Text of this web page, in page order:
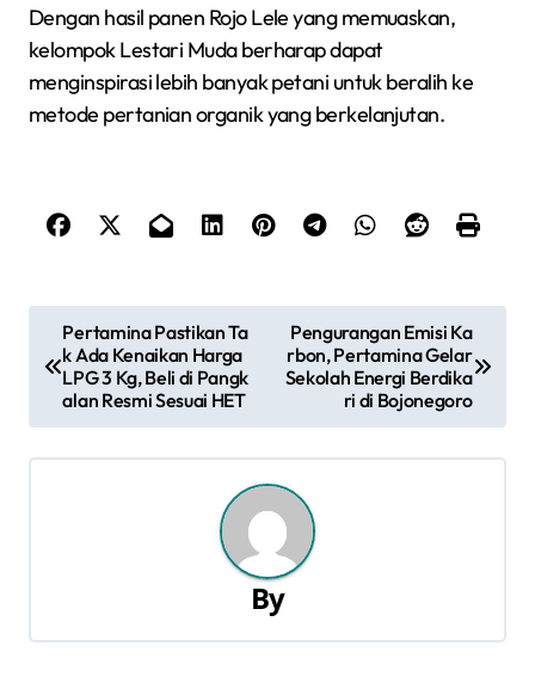
Dengan hasil panen Rojo Lele yang memuaskan,
kelompok Lestari Muda berharap dapat
menginspirasi lebih banyak petani untuk beralih ke
metode pertanian organik yang berkelanjutan.
a
v
i
Pertamina Pastikan Ta
k Ada Kenaikan Harga
LPG 3 Kg, Beli di Pangk
alan Resmi Sesuai HET
Pengurangan Emisi Ka
rbon, Pertamina Gelar
Sekolah Energi Berdika
ri di Bojonegoro
By